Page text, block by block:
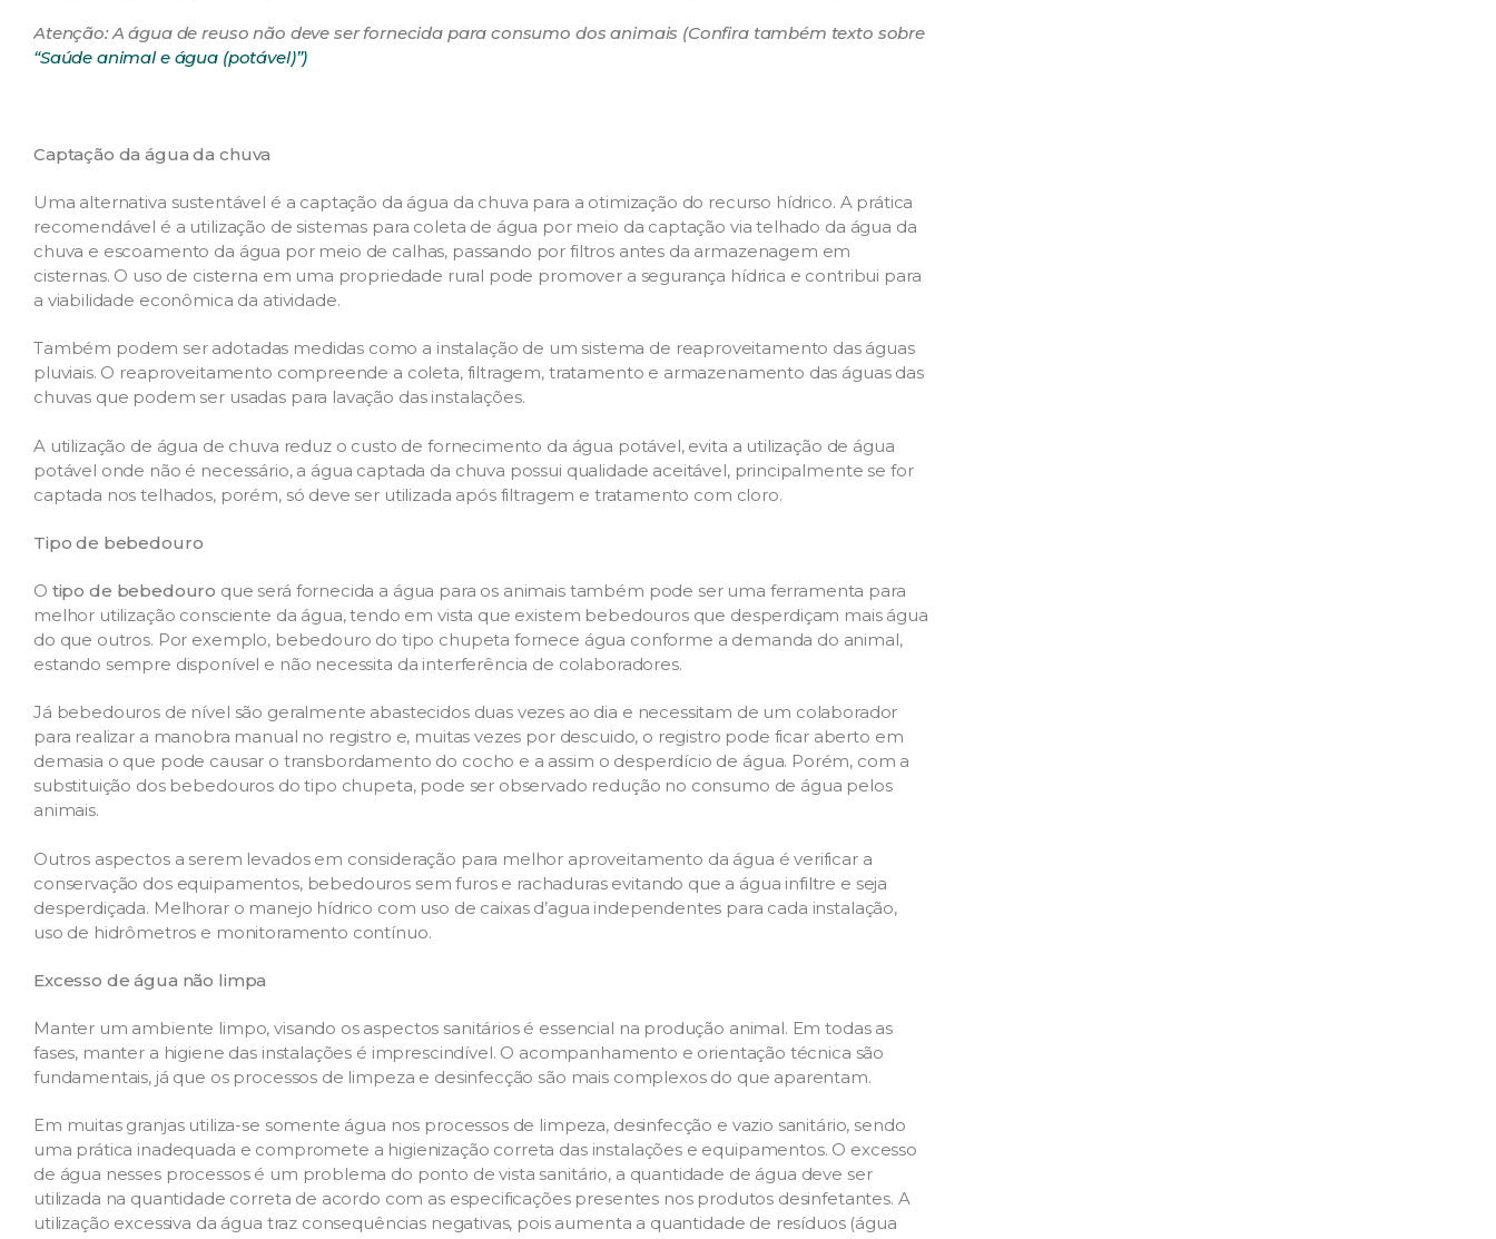
Atenção: A água de reuso não deve ser fornecida para consumo dos animais (Confira também texto sobre
“Saúde animal e água (potável)”)
Captação da água da chuva
Uma alternativa sustentável é a captação da água da chuva para a otimização do recurso hídrico. A prática
recomendável é a utilização de sistemas para coleta de água por meio da captação via telhado da água da
chuva e escoamento da água por meio de calhas, passando por filtros antes da armazenagem em
cisternas. O uso de cisterna em uma propriedade rural pode promover a segurança hídrica e contribui para
a viabilidade econômica da atividade.
Também podem ser adotadas medidas como a instalação de um sistema de reaproveitamento das águas
pluviais. O reaproveitamento compreende a coleta, filtragem, tratamento e armazenamento das águas das
chuvas que podem ser usadas para lavação das instalações.
A utilização de água de chuva reduz o custo de fornecimento da água potável, evita a utilização de água
potável onde não é necessário, a água captada da chuva possui qualidade aceitável, principalmente se for
captada nos telhados, porém, só deve ser utilizada após filtragem e tratamento com cloro.
Tipo de bebedouro
O tipo de bebedouro que será fornecida a água para os animais também pode ser uma ferramenta para
melhor utilização consciente da água, tendo em vista que existem bebedouros que desperdiçam mais água
do que outros. Por exemplo, bebedouro do tipo chupeta fornece água conforme a demanda do animal,
estando sempre disponível e não necessita da interferência de colaboradores.
Já bebedouros de nível são geralmente abastecidos duas vezes ao dia e necessitam de um colaborador
para realizar a manobra manual no registro e, muitas vezes por descuido, o registro pode ficar aberto em
demasia o que pode causar o transbordamento do cocho e a assim o desperdício de água. Porém, com a
substituição dos bebedouros do tipo chupeta, pode ser observado redução no consumo de água pelos
animais.
Outros aspectos a serem levados em consideração para melhor aproveitamento da água é verificar a
conservação dos equipamentos, bebedouros sem furos e rachaduras evitando que a água infiltre e seja
desperdiçada. Melhorar o manejo hídrico com uso de caixas d’agua independentes para cada instalação,
uso de hidrômetros e monitoramento contínuo.
Excesso de água não limpa
Manter um ambiente limpo, visando os aspectos sanitários é essencial na produção animal. Em todas as
fases, manter a higiene das instalações é imprescindível. O acompanhamento e orientação técnica são
fundamentais, já que os processos de limpeza e desinfecção são mais complexos do que aparentam.
Em muitas granjas utiliza-se somente água nos processos de limpeza, desinfecção e vazio sanitário, sendo
uma prática inadequada e compromete a higienização correta das instalações e equipamentos. O excesso
de água nesses processos é um problema do ponto de vista sanitário, a quantidade de água deve ser
utilizada na quantidade correta de acordo com as especificações presentes nos produtos desinfetantes. A
utilização excessiva da água traz consequências negativas, pois aumenta a quantidade de resíduos (água